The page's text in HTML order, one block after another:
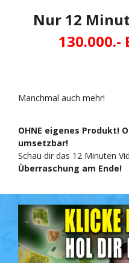
Nur 12
130.000.-
Manchmal auch mehr!
OHNE eigenes Produkt!
umsetzbar!
Schau dir das 12 Minuten
Überraschung am Ende!